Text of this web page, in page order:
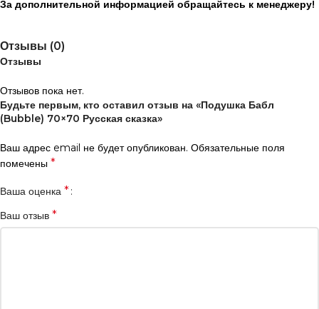
За дополнительной информацией обращайтесь к менеджеру!
Отзывы (0)
Отзывы
Отзывов пока нет.
Будьте первым, кто оставил отзыв на «Подушка Бабл
(Bubble) 70×70 Русская сказка»
Ваш адрес email не будет опубликован. Обязательные поля
помечены *
Ваша оценка *
Ваш отзыв *